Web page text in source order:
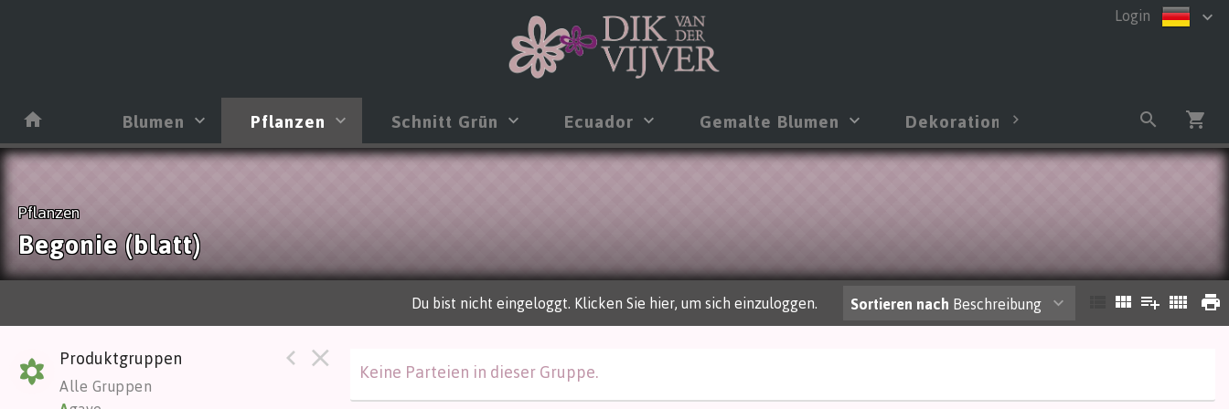
Login
Blumen Pflanzen Schnitt Grün Ecuador Gemalte Blumen Dekoration
Pflanzen
Begonie (blatt)
Du bist nicht eingeloggt. Klicken Sie hier, um sich einzuloggen. Sortieren nach Beschreibung
Produktgruppen
Alle Gruppen
Keine Parteien in dieser Gruppe.